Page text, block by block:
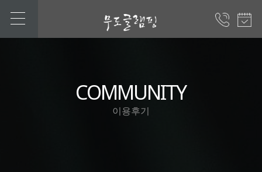
COMMUNITY
이용후기